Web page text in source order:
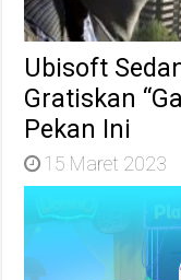
Ubisoft
Gratiskan
Pekan Ini
15 Maret 2023